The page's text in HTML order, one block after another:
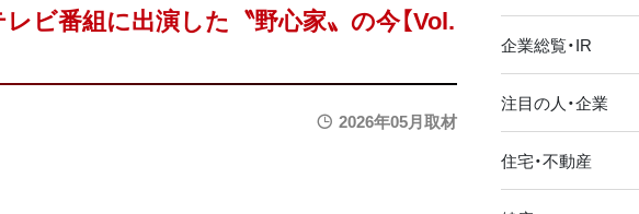
ビ番組に出演した〝野心家〟の今【Vol.
2026年05月取材
企業総覧・IR
注目の人・企業
住宅・不動産